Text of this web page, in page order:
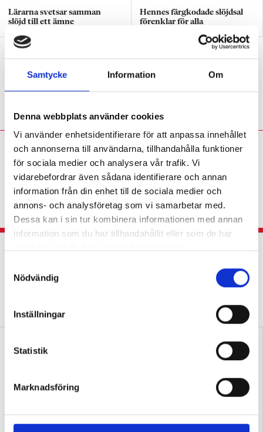
Samtycke Information Om
Denna webbplats använder cookies
Vi använder enhetsidentifierare för att anpassa innehållet
och annonserna till användarna, tillhandahålla funktioner
för sociala medier och analysera vår trafik. Vi
vidarebefordrar även sådana identifierare och annan
information från din enhet till de sociala medier och
annons- och analysföretag som vi samarbetar med.
Dessa kan i sin tur kombinera informationen med annan
information som du har tillhandahållit eller som de har
Nödvändig
Inställningar
Statistik
Marknadsföring
Lärarna svetsar samman
slöjd till ett ämne
Hennes färgkodade slöjdsal
förenklar för alla
Därför får tjejer mycket högre betyg
än killar i bild
BETYGForskaren: ”En del pojkar kan ha svårt
Eva Söderberg:I slöjd går
det inte att vakna till i
slutet av terminen
Dagliga löpturer skapar lugn och färre
LEKTIONSTIPSET
Bör praktisk-estetiska
ämnen ha nationella prov?
Fördjupning lyfter elever i
idrotten